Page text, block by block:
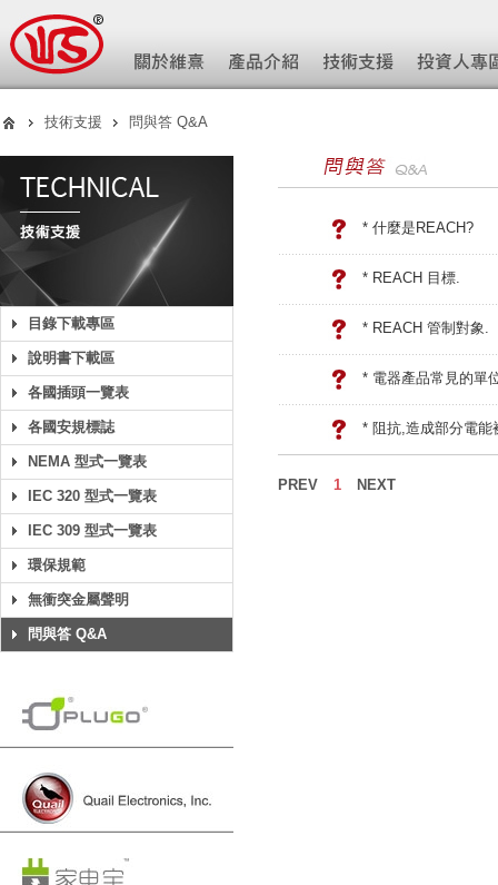
技術支援 問與答 Q&A
目錄下載專區
說明書下載區
各國插頭一覽表
各國安規標誌
NEMA 型式一覽表
IEC 320 型式一覽表
IEC 309 型式一覽表
環保規範
無衝突金屬聲明
問與答 Q&A
* 什麼是REACH?
* REACH 目標.
* REACH 管制對象.
* 電器產品常見的單
* 阻抗,造成部分電能
PREV 1 NEXT